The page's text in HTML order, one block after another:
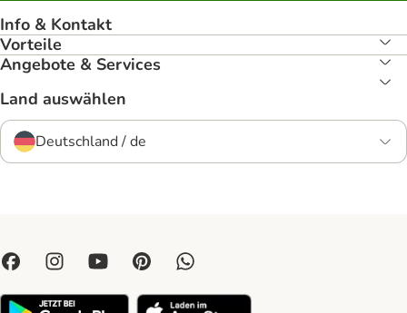
Info & Kontakt
Vorteile
Angebote & Services
Land auswählen
Deutschland / de